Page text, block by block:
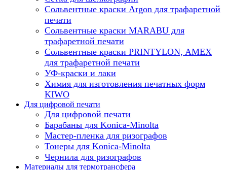
Сольвентные краски Argon для трафаретной
печати
Сольвентные краски MARABU для
трафаретной печати
Сольвентные краски PRINTYLON, AMEX
для трафаретной печати
УФ-краски и лаки
Химия для изготовления печатных форм
KIWO
Для цифровой печати
Для цифровой печати
Барабаны для Konica-Minolta
Мастер-пленка для ризографов
Тонеры для Konica-Minolta
Чернила для ризографов
Материалы для термотрансфера